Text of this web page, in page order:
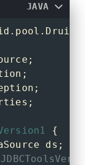
JAVA
{
ds;